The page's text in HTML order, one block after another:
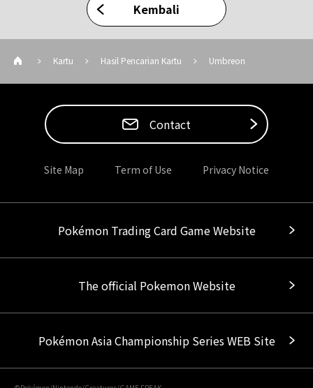
Kembali
Kartu Hasil Pencarian Kartu Umbreon
Contact
Site Map Term of Use Privacy Notice
Pokémon Trading Card Game Website
The official Pokemon Website
Pokémon Asia Championship Series WEB Site